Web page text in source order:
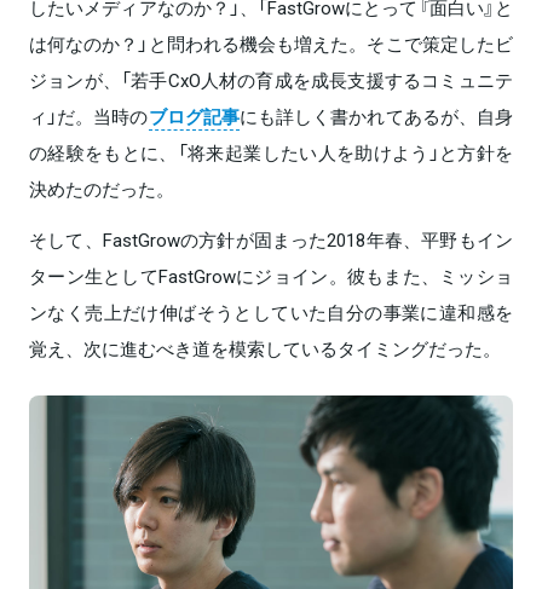
したいメディアなのか？」、「FastGrowにとって『面白い』と
は何なのか？」と問われる機会も増えた。そこで策定したビ
ジョンが、「若手CxO人材の育成を成長支援するコミュニテ
ィ」だ。当時のブログ記事にも詳しく書かれてあるが、自身
の経験をもとに、「将来起業したい人を助けよう」と方針を
決めたのだった。
そして、FastGrowの方針が固まった2018年春、平野もイン
ターン生としてFastGrowにジョイン。彼もまた、ミッショ
ンなく売上だけ伸ばそうとしていた自分の事業に違和感を
覚え、次に進むべき道を模索しているタイミングだった。